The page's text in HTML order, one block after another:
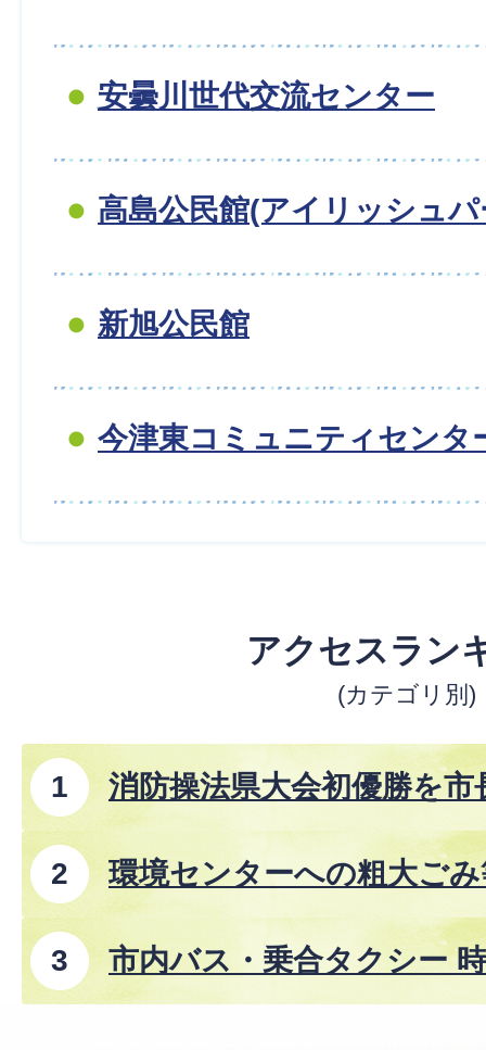
安曇川世代交流センター
高島公民館(アイリッシュ
新旭公民館
今津東コミュニティセンタ
アクセスラン
(カテゴリ別)
消防操法県大会初優勝を市
環境センターへの粗大ご
市内バス・乗合タクシー
8年8月1日改正)